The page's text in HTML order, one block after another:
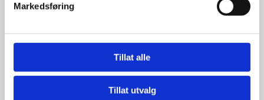
Markedsføring
Tillat alle
Tillat utvalg